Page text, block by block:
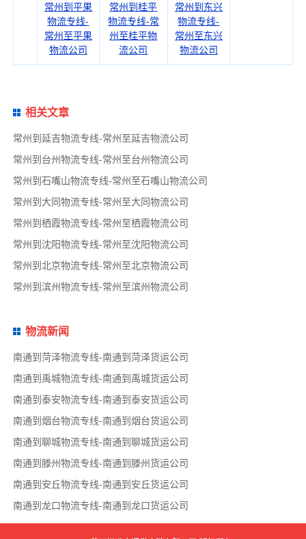
常州到平果
物流专线-
常州至平果
物流公司
常州到桂平
物流专线-常
州至桂平物
流公司
常州到东兴
物流专线-
常州至东兴
物流公司
相关文章
常州到延吉物流专线-常州至延吉物流公司
常州到台州物流专线-常州至台州物流公司
常州到石嘴山物流专线-常州至石嘴山物流公司
常州到大同物流专线-常州至大同物流公司
常州到栖霞物流专线-常州至栖霞物流公司
常州到沈阳物流专线-常州至沈阳物流公司
常州到北京物流专线-常州至北京物流公司
常州到滨州物流专线-常州至滨州物流公司
物流新闻
南通到菏泽物流专线-南通到菏泽货运公司
南通到禹城物流专线-南通到禹城货运公司
南通到泰安物流专线-南通到泰安货运公司
南通到烟台物流专线-南通到烟台货运公司
南通到聊城物流专线-南通到聊城货运公司
南通到滕州物流专线-南通到滕州货运公司
南通到安丘物流专线-南通到安丘货运公司
南通到龙口物流专线-南通到龙口货运公司